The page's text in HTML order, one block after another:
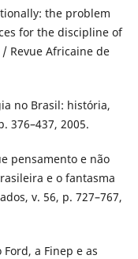
the problem
for the discipline of
Revue Africaine de
no Brasil: história,
376–437, 2005.
pensamento e não
e o fantasma
v. 56, p. 727–767,
a Finep e as